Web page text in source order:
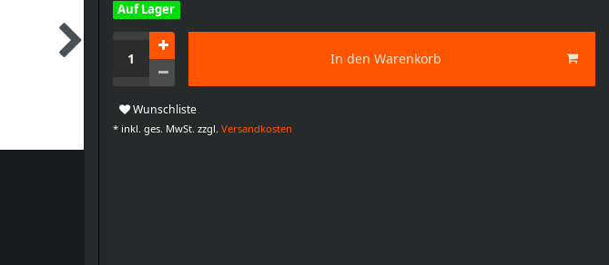
Auf Lager
In den Warenkorb
Wunschliste
* inkl. ges. MwSt. zzgl. Versandkosten